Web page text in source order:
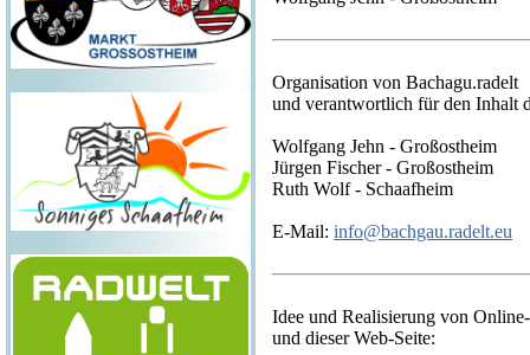
Organisation von Bachagu.radelt
und verantwortlich für den Inhalt
Wolfgang Jehn - Großostheim
Jürgen Fischer - Großostheim
Ruth Wolf - Schaafheim
E-Mail: info@bachgau.radelt.eu
Idee und Realisierung von
und dieser Web-Seite: